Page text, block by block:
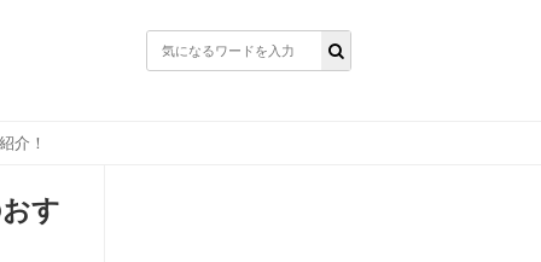
介！
す